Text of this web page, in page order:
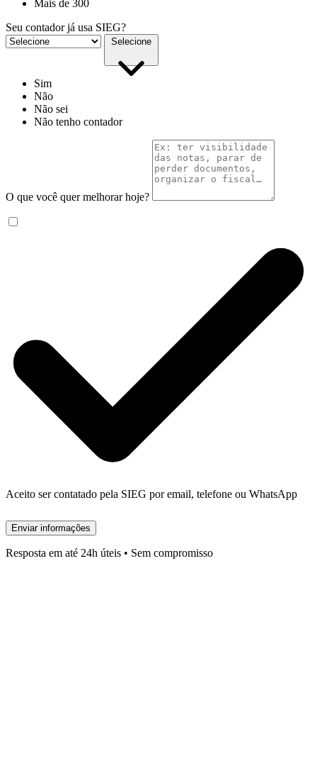
Mais de 300
Seu contador já usa SIEG?
Selecione
Sim
Não
Não sei
Não tenho contador
O que você quer melhorar hoje?
Aceito ser contatado pela SIEG por email, telefone ou WhatsApp
Enviar informações
Resposta em até 24h úteis • Sem compromisso